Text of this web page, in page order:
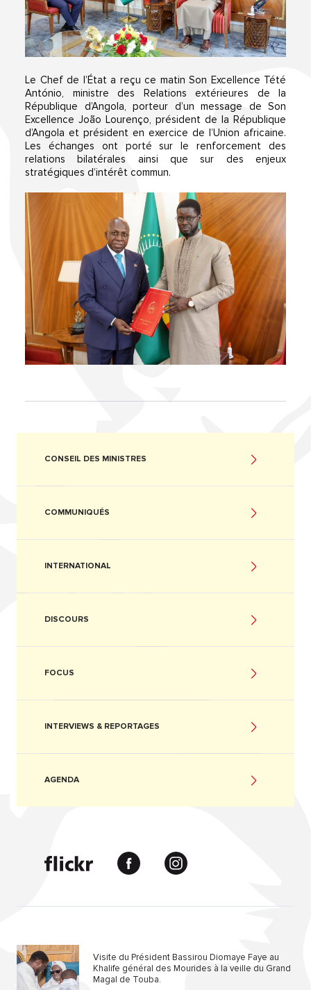
Le Chef de l’État a reçu ce matin Son Excellence Tété
António, ministre des Relations extérieures de la
République d’Angola, porteur d’un message de Son
Excellence João Lourenço, président de la République
d’Angola et président en exercice de l’Union africaine.
Les échanges ont porté sur le renforcement des
relations bilatérales ainsi que sur des enjeux
stratégiques d’intérêt commun.
CONSEIL DES MINISTRES
COMMUNIQUÉS
INTERNATIONAL
DISCOURS
FOCUS
INTERVIEWS & REPORTAGES
AGENDA
Visite du Président Bassirou Diomaye Faye au
Khalife général des Mourides à la veille du Grand
Magal de Touba.